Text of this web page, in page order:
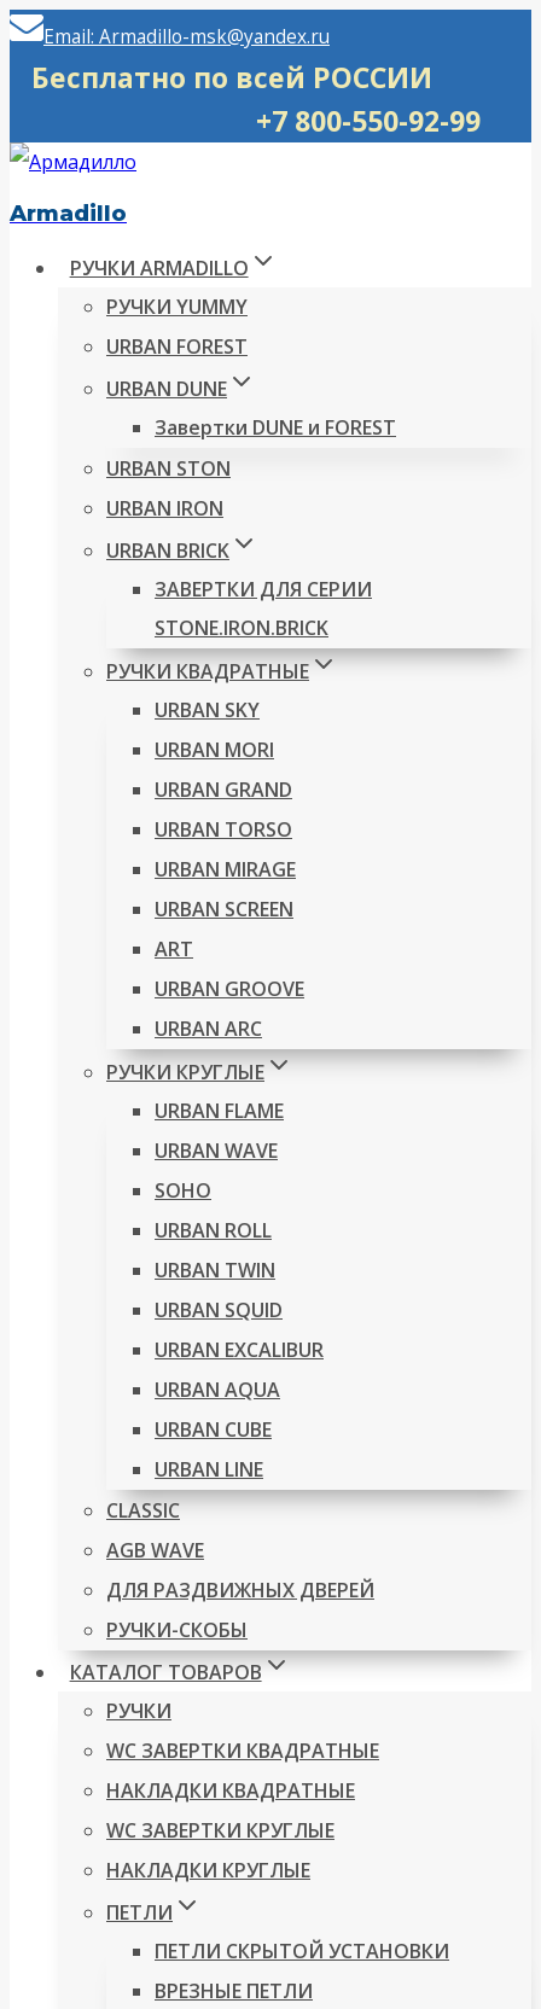
Перейти
Email: Armadillo-msk@yandex.ru
Бесплатно по всей РОССИИ
+7 800-550-92-99
Armadillo
РУЧКИ ARMADILLO
РУЧКИ YUMMY
URBAN FOREST
URBAN DUNE
Завертки DUNE и FOREST
URBAN STON
URBAN IRON
URBAN BRICK
ЗАВЕРТКИ ДЛЯ СЕРИИ
STONE.IRON.BRICK
РУЧКИ КВАДРАТНЫЕ
URBAN SKY
URBAN MORI
URBAN GRAND
URBAN TORSO
URBAN MIRAGE
URBAN SCREEN
ART
URBAN GROOVE
URBAN ARC
РУЧКИ КРУГЛЫЕ
URBAN FLAME
URBAN WAVE
SOHO
URBAN ROLL
URBAN TWIN
URBAN SQUID
URBAN EXCALIBUR
URBAN AQUA
URBAN CUBE
URBAN LINE
CLASSIC
AGB WAVE
ДЛЯ РАЗДВИЖНЫХ ДВЕРЕЙ
РУЧКИ-СКОБЫ
КАТАЛОГ ТОВАРОВ
РУЧКИ
WC ЗАВЕРТКИ КВАДРАТНЫЕ
НАКЛАДКИ КВАДРАТНЫЕ
WC ЗАВЕРТКИ КРУГЛЫЕ
НАКЛАДКИ КРУГЛЫЕ
ПЕТЛИ
ПЕТЛИ СКРЫТОЙ УСТАНОВКИ
ВРЕЗНЫЕ ПЕТЛИ